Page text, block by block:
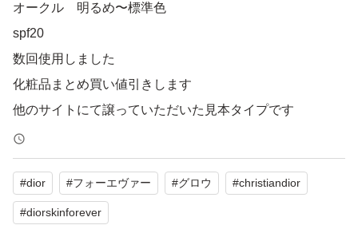
オークル 明るめ〜標準色
spf20
数回使用しました
化粧品まとめ買い値引きします
他のサイトにて譲っていただいた見本タイプです
ひきだし
#dior #フォーエヴァー #グロウ #christiandior
#diorskinforever